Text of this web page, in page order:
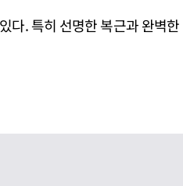
다. 특히 선명한 복근과 완벽한